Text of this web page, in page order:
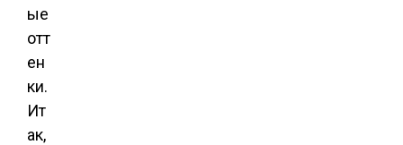
ые
отт
ен
ки.
Ит
ак,